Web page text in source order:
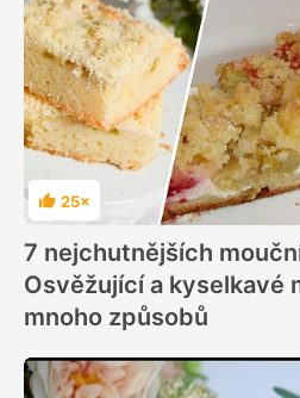
Hodnocení
25×
7 nejchutnějších
Osvěžující a kyselkavé
mnoho způsobů